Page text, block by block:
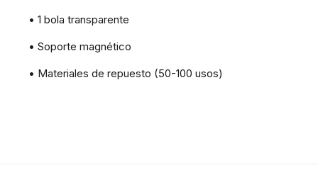
• 1 bola transparente
• Soporte magnético
• Materiales de repuesto (50-100 usos)